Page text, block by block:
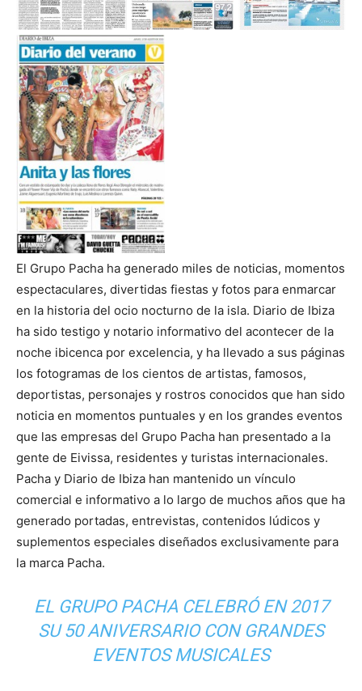
El Grupo Pacha ha generado miles de noticias, momentos
espectaculares, divertidas fiestas y fotos para enmarcar
en la historia del ocio nocturno de la isla. Diario de Ibiza
ha sido testigo y notario informativo del acontecer de la
noche ibicenca por excelencia, y ha llevado a sus páginas
los fotogramas de los cientos de artistas, famosos,
deportistas, personajes y rostros conocidos que han sido
noticia en momentos puntuales y en los grandes eventos
que las empresas del Grupo Pacha han presentado a la
gente de Eivissa, residentes y turistas internacionales.
Pacha y Diario de Ibiza han mantenido un vínculo
comercial e informativo a lo largo de muchos años que ha
generado portadas, entrevistas, contenidos lúdicos y
suplementos especiales diseñados exclusivamente para
la marca Pacha.
EL GRUPO PACHA CELEBRÓ EN 2017
SU 50 ANIVERSARIO CON GRANDES
EVENTOS MUSICALES